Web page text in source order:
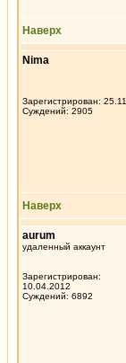
Наверх
Nima
Зарегистрирован:
Суждений: 2905
Наверх
aurum
удаленный аккаунт
Зарегистрирован:
10.04.2012
Суждений: 6892